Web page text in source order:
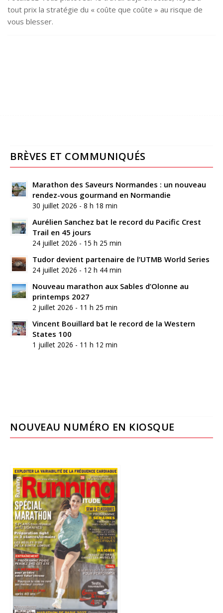
tout prix la stratégie du « coûte que coûte » au risque de
vous blesser.
BRÈVES ET COMMUNIQUÉS
Marathon des Saveurs Normandes : un nouveau
rendez-vous gourmand en Normandie
30 juillet 2026 - 8 h 18 min
Aurélien Sanchez bat le record du Pacific Crest
Trail en 45 jours
24 juillet 2026 - 15 h 25 min
Tudor devient partenaire de l’UTMB World Series
24 juillet 2026 - 12 h 44 min
Nouveau marathon aux Sables d’Olonne au
printemps 2027
2 juillet 2026 - 11 h 25 min
Vincent Bouillard bat le record de la Western
States 100
1 juillet 2026 - 11 h 12 min
NOUVEAU NUMÉRO EN KIOSQUE